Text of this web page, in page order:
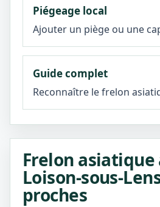
Piégeage local
Ajouter un piège ou une
Guide complet
Reconnaître le frelon
Frelon
Loison-sous-
proches